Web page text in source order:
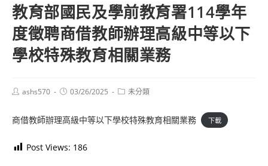
教育部國民及學前教育署114學年
度徵聘商借教師辦理高級中等以下
學校特殊教育相關業務
Postashs570
Post03/26/2025
Post未分類
商借教師辦理高級中等以下學校特殊教育相關業務 下載
Post Views: 186